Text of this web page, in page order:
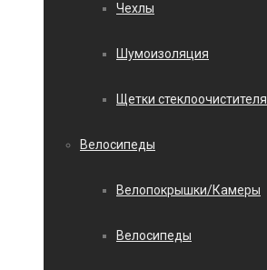
Чехлы
Шумоизоляция
Щетки стеклоочистителя
Велосипеды
Велопокрышки/Камеры
Велосипеды